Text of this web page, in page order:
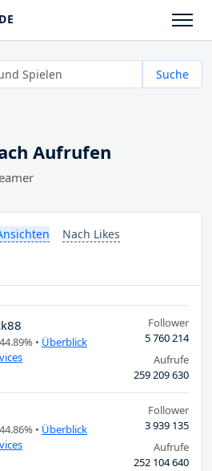
Suche
Aufrufen
Nach Likes
• Überblick
Follower
5 760 214
Aufrufe
259 209 630
• Überblick
Follower
3 939 135
Aufrufe
252 104 640